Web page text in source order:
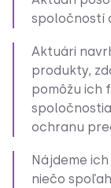
spoločností
Aktuári
produkty,
pomôžu ich
ochranu
Nájdeme
niečo